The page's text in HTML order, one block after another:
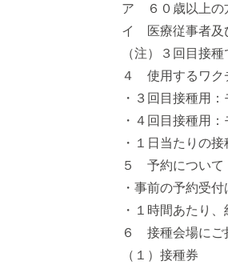
ア ６０歳以上の
イ 医療従事者及
（注）３回目接
４ 使用するワク
・３回目接種用
・４回目接種用
・１日当たりの
５ 予約について
・事前の予約受
・１時間あたり
６ 接種会場にご
（１）接種券